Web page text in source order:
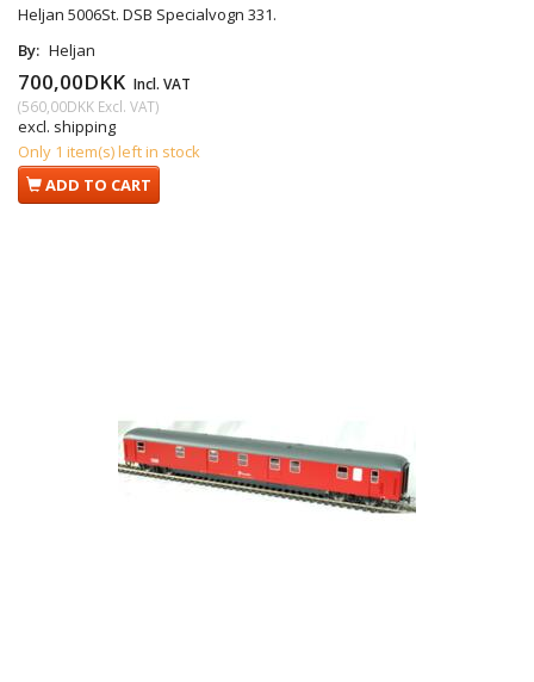
Heljan 5006St. DSB Specialvogn 331.
By: Heljan
700,00DKK Incl. VAT
(560,00DKK Excl. VAT)
excl. shipping
Only 1 item(s) left in stock
ADD TO CART